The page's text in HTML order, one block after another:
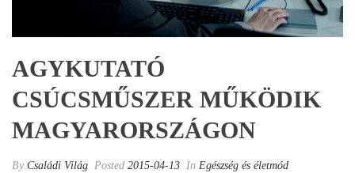
AGYKUTATÓ
CSÚCSMŰSZER MŰKÖDIK
MAGYARORSZÁGON
By Családi Világ Posted 2015-04-13 In Egészség és életmód